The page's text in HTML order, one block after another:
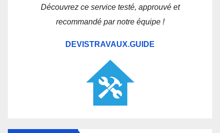
Découvrez ce service testé, approuvé et
recommandé par notre équipe !
DEVISTRAVAUX.GUIDE